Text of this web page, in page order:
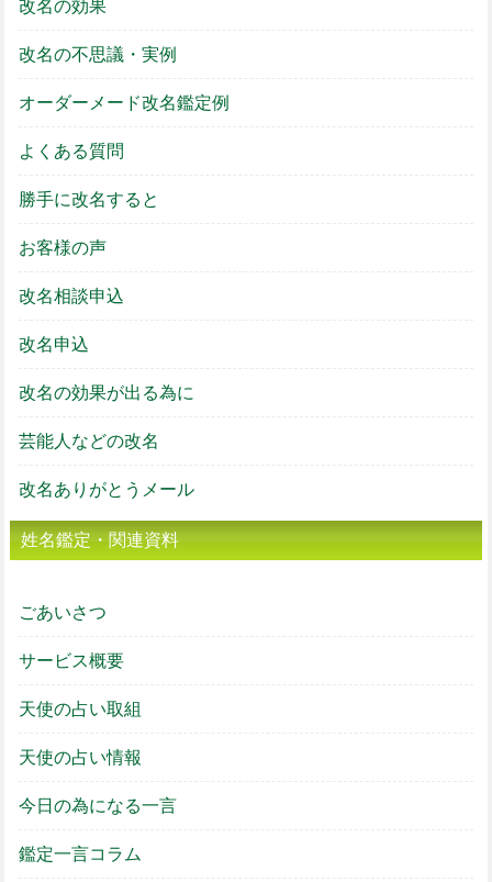
改名の効果
改名の不思議・実例
オーダーメード改名鑑定例
よくある質問
勝手に改名すると
お客様の声
改名相談申込
改名申込
改名の効果が出る為に
芸能人などの改名
改名ありがとうメール
姓名鑑定・関連資料
ごあいさつ
サービス概要
天使の占い取組
天使の占い情報
今日の為になる一言
鑑定一言コラム